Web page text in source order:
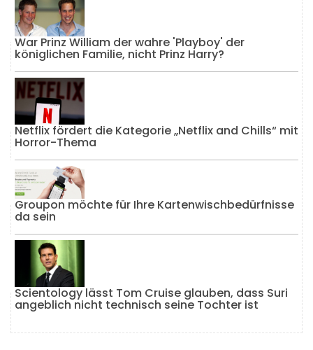
War Prinz William der wahre 'Playboy' der
königlichen Familie, nicht Prinz Harry?
Netflix fördert die Kategorie „Netflix and Chills“ mit
Horror-Thema
Groupon möchte für Ihre Kartenwischbedürfnisse
da sein
Scientology lässt Tom Cruise glauben, dass Suri
angeblich nicht technisch seine Tochter ist